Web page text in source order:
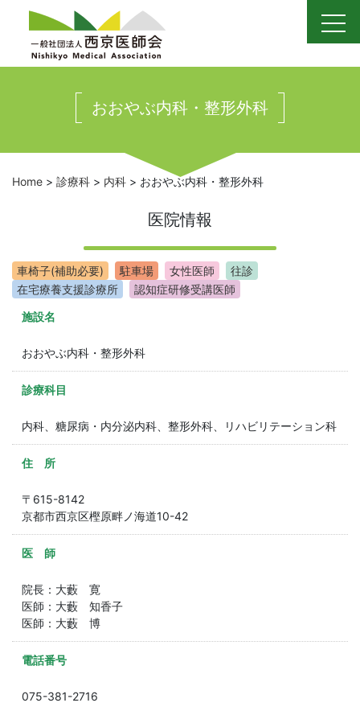
content
おおやぶ内科・整形外科
Home > 診療科 > 内科 > おおやぶ内科・整形外科
医院情報
車椅子(補助必要) 駐車場 女性医師
往診
在宅療養支援診療所
認知症研修受講医師
施設名
おおやぶ内科・整形外科
診療科目
内科、糖尿病・内分泌内科、整形外科、リハビリテーション科
住 所
〒615-8142
京都市西京区樫原畔ノ海道10-42
医 師
院長：大藪 寛
医師：大藪 知香子
医師：大藪 博
電話番号
075-381-2716